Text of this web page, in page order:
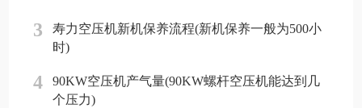
3
寿力空压机新机保养流程(新机保养一般为500小
时)
4
90KW空压机产气量(90KW螺杆空压机能达到几
个压力)